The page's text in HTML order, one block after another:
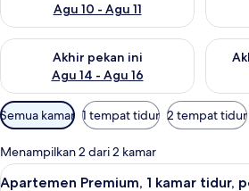
Agu 10 - Agu 11
Akhir pekan ini
Agu 14 - Agu 16
Periksa ketersediaan untuk akhir pekan
Filter
tersedia
untuk
kamar
Semua kamar 1 tempat tidur 2 tempat tidur
Menampilkan 2 dari 2 kamar
Lihat
3
Apartemen Premium, 1 kamar tidur,